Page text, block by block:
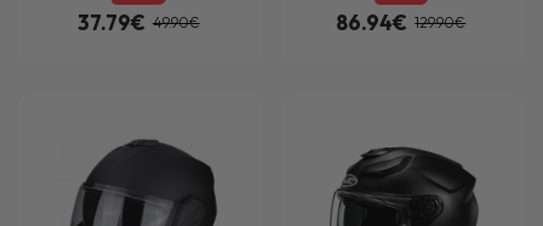
37.79€ 49.90€ 86.94€ 129.90€